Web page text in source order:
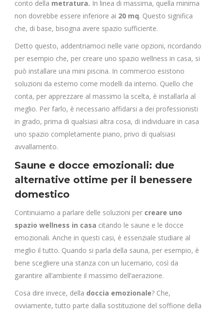
conto della metratura. In linea di massima, quella minima
non dovrebbe essere inferiore ai 20 mq. Questo significa
che, di base, bisogna avere spazio sufficiente.
Detto questo, addentriamoci nelle varie opzioni, ricordando
per esempio che, per creare uno spazio wellness in casa, si
può installare una mini piscina. In commercio esistono
soluzioni da esterno come modelli da interno. Quello che
conta, per apprezzare al massimo la scelta, è installarla al
meglio. Per farlo, è necessario affidarsi a dei professionisti
in grado, prima di qualsiasi altra cosa, di individuare in casa
uno spazio completamente piano, privo di qualsiasi
avvallamento.
Saune e docce emozionali: due
alternative ottime per il benessere
domestico
Continuiamo a parlare delle soluzioni per creare uno
spazio wellness in casa citando le saune e le docce
emozionali. Anche in questi casi, è essenziale studiare al
meglio il tutto. Quando si parla della sauna, per esempio, è
bene scegliere una stanza con un lucernario, così da
garantire all’ambiente il massimo dell’aerazione.
Cosa dire invece, della doccia emozionale? Che,
ovviamente, tutto parte dalla sostituzione del soffione della